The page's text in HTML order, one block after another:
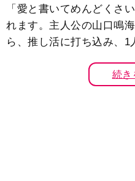
「愛と書いてめんどくさ
れます。主人公の山口鳴
ら、推し活に打ち込み、
続き